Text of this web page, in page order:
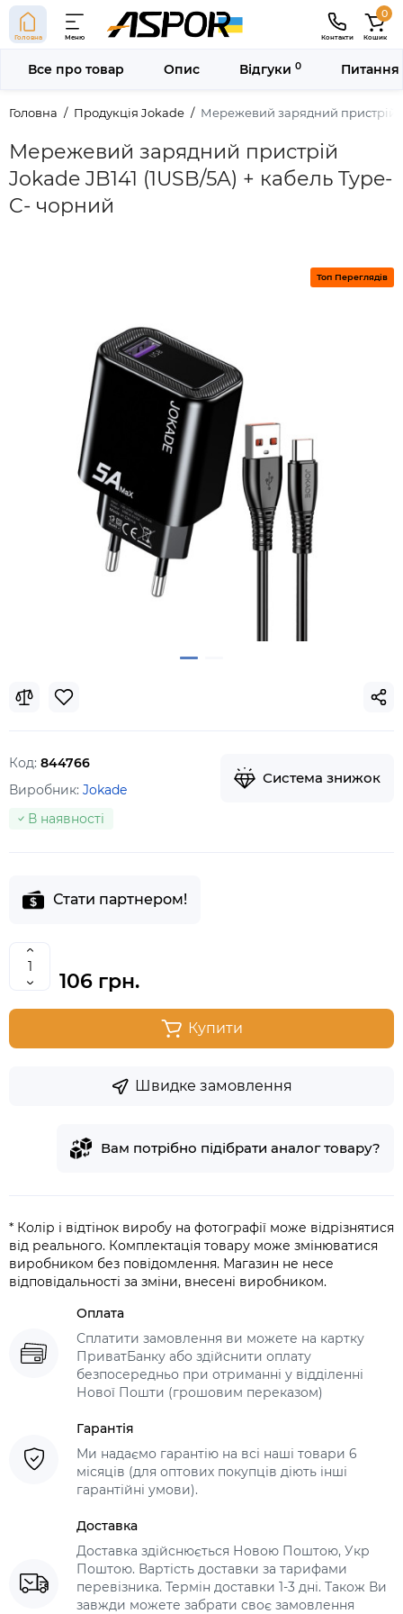
Головна Меню Контакти
0
Кошик
Головна Продукція Jokade Мережевий зарядний пристрій
Мережевий зарядний пристрій
Jokade JB141 (1USB/5A) + кабель Type-
C- чорний
Все про товар Опис Відгуки 0 Питання
Топ Переглядів
Код: 844766
Виробник: Jokade
В наявності
Система знижок
Стати партнером!
106 грн.
Купити
Швидке замовлення
Вам потрібно підібрати аналог товару?
* Колір і відтінок виробу на фотографії може відрізнятися
від реального. Комплектація товару може змінюватися
виробником без повідомлення. Магазин не несе
відповідальності за зміни, внесені виробником.
Оплата
Сплатити замовлення ви можете на картку
ПриватБанку або здійснити оплату
безпосередньо при отриманні у відділенні
Нової Пошти (грошовим переказом)
Гарантія
Ми надаємо гарантію на всі наші товари 6
місяців (для оптових покупців діють інші
гарантійні умови).
Доставка
Доставка здійснюється Новою Поштою, Укр
Поштою. Вартість доставки за тарифами
перевізника. Термін доставки 1-3 дні. Також Ви
завжди можете забрати своє замовлення